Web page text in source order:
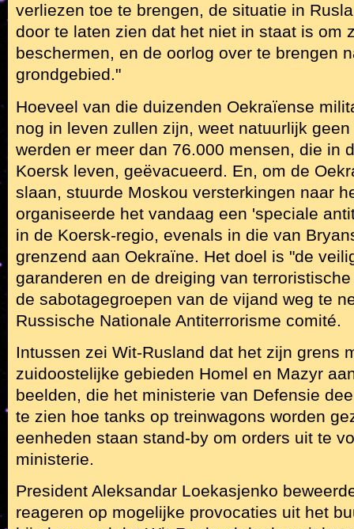
verliezen toe te brengen, de situatie in
door te laten zien dat het niet in staat is om
beschermen, en de oorlog over te brengen
grondgebied."
Hoeveel van die duizenden Oekraïense
nog in leven zullen zijn, weet natuurlijk
werden er meer dan 76.000 mensen, die in
Koersk leven, geëvacueerd. En, om de
slaan, stuurde Moskou versterkingen naar
organiseerde het vandaag een 'speciale
in de Koersk-regio, evenals in die van
grenzend aan Oekraïne. Het doel is "de
garanderen en de dreiging van
de sabotagegroepen van de vijand weg te
Russische Nationale Antiterrorisme comité.
Intussen zei Wit-Rusland dat het zijn grens
zuidoostelijke gebieden Homel en Mazyr
beelden, die het ministerie van Defensie
te zien hoe tanks op treinwagons worden
eenheden staan stand-by om orders uit te
ministerie.
President Aleksandar Loekasjenko
reageren op mogelijke provocaties uit het